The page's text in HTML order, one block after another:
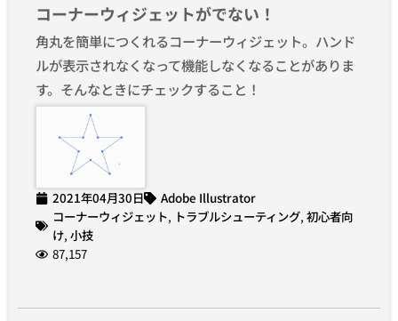
コーナーウィジェットがでない！
角丸を簡単につくれるコーナーウィジェット。ハンド
ルが表示されなくなって機能しなくなることがありま
す。そんなときにチェックすること！
2021年04月30日
Adobe Illustrator
コーナーウィジェット, トラブルシューティング, 初心者向
け, 小技
87,157